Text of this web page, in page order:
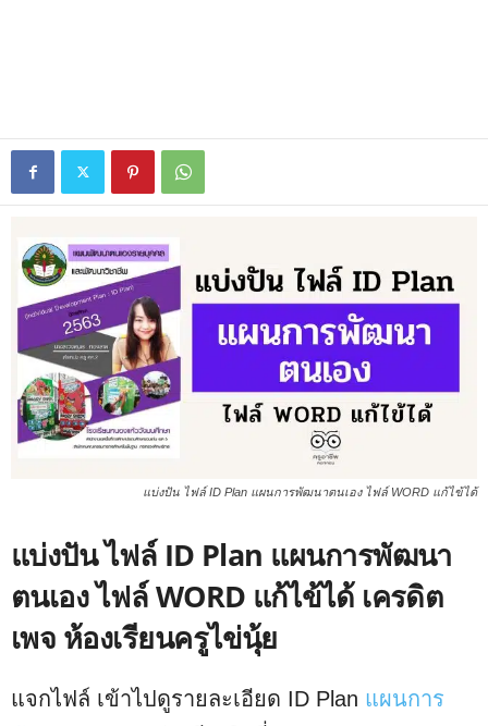
แบ่งปัน ไฟล์ ID Plan แผนการพัฒนาตนเอง ไฟล์ WORD แก้ไข้ได้
แบ่งปัน ไฟล์ ID Plan แผนการพัฒนา
ตนเอง ไฟล์ WORD แก้ไข้ได้ เครดิต
เพจ ห้องเรียนครูไข่นุ้ย
แจกไฟล์ เข้าไปดูรายละเอียด ID Plan แผนการ